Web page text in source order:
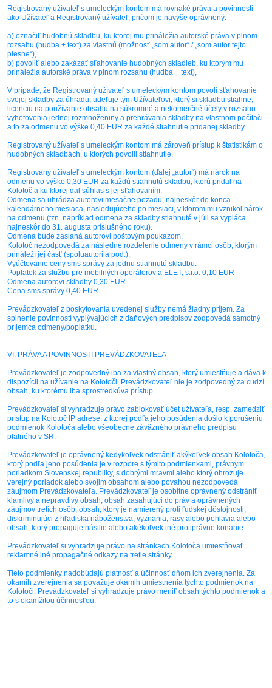
Registrovaný užívateľ s umeleckým kontom má rovnaké práva a povinnosti
ako Užívateľ a Registrovaný užívateľ, pričom je navyše oprávnený:
a) označiť hudobnú skladbu, ku ktorej mu prináležia autorské práva v plnom
rozsahu (hudba + text) za vlastnú (možnosť „som autor“ / „som autor tejto
piesne“),
b) povoliť alebo zakázať sťahovanie hudobných skladieb, ku ktorým mu
prináležia autorské práva v plnom rozsahu (hudba + text),
V prípade, že Registrovaný užívateľ s umeleckým kontom povolí sťahovanie
svojej skladby za úhradu, udeľuje tým Užívateľovi, ktorý si skladbu stiahne,
licenciu na používanie obsahu na súkromné a nekomerčné účely v rozsahu
vyhotovenia jednej rozmnoženiny a prehrávania skladby na vlastnom počítači
a to za odmenu vo výške 0,40 EUR za každé stiahnutie pridanej skladby.
Registrovaný užívateľ s umeleckým kontom má zároveň prístup k štatistikám o
hudobných skladbách, u ktorých povolil stiahnutie.
Registrovaný užívateľ s umeleckým kontom (ďalej „autor“) má nárok na
odmenu vo výške 0,30 EUR za každú stiahnutú skladbu, ktorú pridal na
Kolotoč a ku ktorej dal súhlas s jej sťahovaním.
Odmena sa uhrádza autorovi mesačne pozadu, najneskôr do konca
kalendárneho mesiaca, nasledujúceho po mesiaci, v ktorom mu vznikol nárok
na odmenu (tzn. napríklad odmena za skladby stiahnuté v júli sa vypláca
najneskôr do 31. augusta príslušného roku).
Odmena bude zaslaná autorovi poštovým poukazom.
Kolotoč nezodpovedá za následné rozdelenie odmeny v rámci osôb, ktorým
prináleží jej časť (spoluautori a pod.).
Vyúčtovanie ceny sms správy za jednu stiahnutú skladbu:
Poplatok za službu pre mobilných operátorov a ELET, s.r.o. 0,10 EUR
Odmena autorovi skladby 0,30 EUR
Cena sms správy 0,40 EUR
Prevádzkovateľ z poskytovania uvedenej služby nemá žiadny príjem. Za
splnenie povinností vyplývajúcich z daňových predpisov zodpovedá samotný
príjemca odmeny/poplatku.
VI. PRÁVA A POVINNOSTI PREVÁDZKOVATEĽA
Prevádzkovateľ je zodpovedný iba za vlastný obsah, ktorý umiestňuje a dáva k
dispozícii na užívanie na Kolotoči. Prevádzkovateľ nie je zodpovedný za cudzí
obsah, ku ktorému iba sprostredkúva prístup.
Prevádzkovateľ si vyhradzuje právo zablokovať účet užívateľa, resp. zamedziť
prístup na Kolotoč IP adrese, z ktorej podľa jeho posúdenia došlo k porušeniu
podmienok Kolotoča alebo všeobecne záväzného právneho predpisu
platného v SR.
Prevádzkovateľ je oprávnený kedykoľvek odstrániť akýkoľvek obsah Kolotoča,
ktorý podľa jeho posúdenia je v rozpore s týmito podmienkami, právnym
poriadkom Slovenskej republiky, s dobrými mravmi alebo ktorý ohrozuje
verejný poriadok alebo svojim obsahom alebo povahou nezodpovedá
záujmom Prevádzkovateľa. Prevádzkovateľ je osobitne oprávnený odstrániť
klamlivý a nepravdivý obsah, obsah zasahujúci do práv a oprávnených
záujmov tretích osôb, obsah, ktorý je namierený proti ľudskej dôstojnosti,
diskriminujúci z hľadiska náboženstva, vyznania, rasy alebo pohlavia alebo
obsah, ktorý propaguje násilie alebo akékoľvek iné protiprávne konanie.
Prevádzkovateľ si vyhradzuje právo na stránkach Kolotoča umiestňovať
reklamné iné propagačné odkazy na tretie stránky.
Tieto podmienky nadobúdajú platnosť a účinnosť dňom ich zverejnenia. Za
okamih zverejnenia sa považuje okamih umiestnenia týchto podmienok na
Kolotoči. Prevádzkovateľ si vyhradzuje právo meniť obsah týchto podmienok a
to s okamžitou účinnosťou.